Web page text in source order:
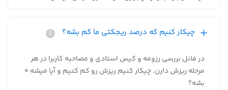
چیکار کنیم که درصد ریجکتی ما کم بشه؟
در فانل بررسی رزومه و کیس استادی و مصاحبه کاربرا در هر
مرحله ریزش دارن. چیکار کنیم ریزش رو کم کنیم و آیا میشه 0
بشه؟